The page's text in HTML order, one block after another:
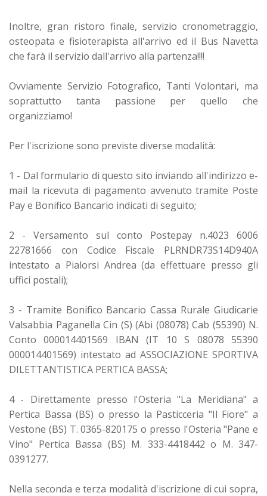
Inoltre, gran ristoro finale, servizio cronometraggio,
osteopata e fisioterapista all'arrivo ed il Bus Navetta
che farà il servizio dall'arrivo alla partenza!!!!
Ovviamente Servizio Fotografico, Tanti Volontari, ma
soprattutto tanta passione per quello che
organizziamo!
Per l'iscrizione sono previste diverse modalità:
1 - Dal formulario di questo sito inviando all'indirizzo e-
mail la ricevuta di pagamento avvenuto tramite Poste
Pay e Bonifico Bancario indicati di seguito;
2 - Versamento sul conto Postepay n.4023 6006
22781666 con Codice Fiscale PLRNDR73S14D940A
intestato a Pialorsi Andrea (da effettuare presso gli
uffici postali);
3 - Tramite Bonifico Bancario Cassa Rurale Giudicarie
Valsabbia Paganella Cin (S) (Abi (08078) Cab (55390) N.
Conto 000014401569 IBAN (IT 10 S 08078 55390
000014401569) intestato ad ASSOCIAZIONE SPORTIVA
DILETTANTISTICA PERTICA BASSA;
4 - Direttamente presso l'Osteria "La Meridiana" a
Pertica Bassa (BS) o presso la Pasticceria "Il Fiore" a
Vestone (BS) T. 0365-820175 o presso l'Osteria "Pane e
Vino" Pertica Bassa (BS) M. 333-4418442 o M. 347-
0391277.
Nella seconda e terza modalità d'iscrizione di cui sopra,